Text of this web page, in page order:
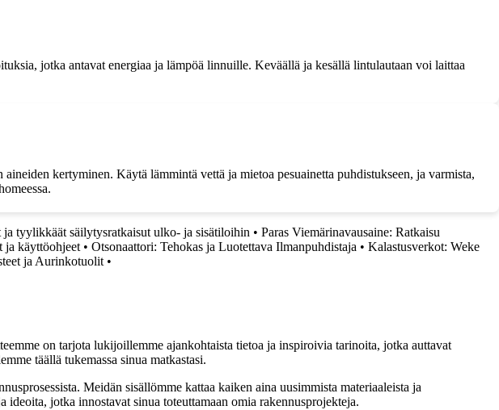
jotka antavat energiaa ja lämpöä linnuille. Keväällä ja kesällä lintulautaan voi laittaa
kertyminen. Käytä lämmintä vettä ja mietoa pesuainetta puhdistukseen, ja varmista,
tyylikkäät säilytysratkaisut ulko- ja sisätiloihin • Paras Viemärinavausaine: Ratkaisu
ja käyttöohjeet • Otsonaattori: Tehokas ja Luotettava Ilmanpuhdistaja • Kalastusverkot: Weke
ja Aurinkotuolit •
on tarjota lukijoillemme ajankohtaista tietoa ja inspiroivia tarinoita, jotka auttavat
täällä tukemassa sinua matkastasi.
Meidän sisällömme kattaa kaiken aina uusimmista materiaaleista ja
jotka innostavat sinua toteuttamaan omia rakennusprojekteja.